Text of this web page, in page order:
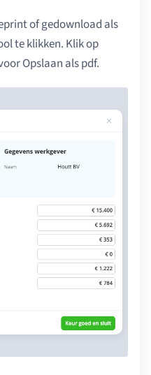
of gedownload als
te klikken. Klik op
Opslaan als pdf.